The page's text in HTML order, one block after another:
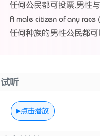
任何公民都可投票.男性
A male citizen of any race
任何种族的男性公民都可
试听
点击播放